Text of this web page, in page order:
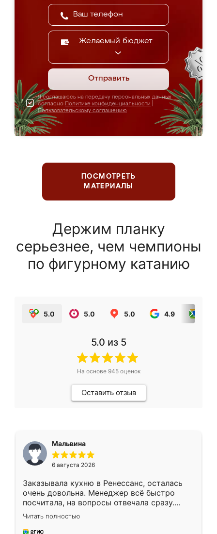
Желаемый бюджет
Отправить
Я соглашаюсь на передачу персональных данных
согласно Политике конфиденциальности
Пользовательскому соглашению
ПОСМОТРЕТЬ
МАТЕРИАЛЫ
Держим планку
серьезнее, чем чемпионы
по фигурному катанию
5.0 5.0 5.0 4.9
5.0 из 5
На основе 945оценок
Оставить отзыв
Мальвина
6 августа 2026
Заказывала кухню в Ренессанс, осталась
очень довольна. Менеджер всё быстро
посчитала, на вопросы отвечала сразу.
Замерщик приехал в субботу, подошёл к
делу со всей ответственностью. Собрали
за день, ребята работали аккуратно, даже
Читать полностью